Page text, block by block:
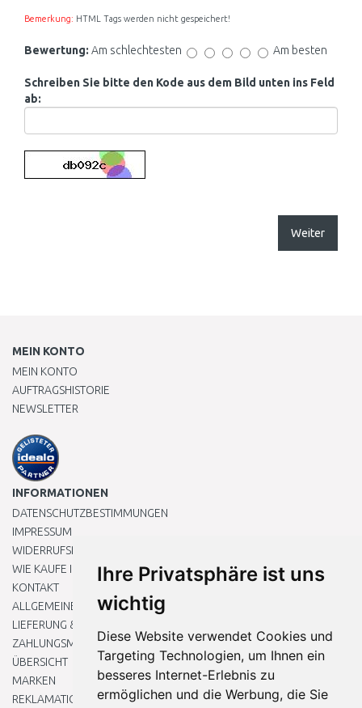
Ihre Privatsphäre ist uns
wichtig
Diese Website verwendet Cookies und
Targeting Technologien, um Ihnen ein
besseres Internet-Erlebnis zu
ermöglichen und die Werbung, die Sie
Bemerkung: HTML Tags werden nicht gespeichert!
Bewertung: Am schlechtesten Am besten
Schreiben Sie bitte den Kode aus dem Bild unten ins Feld
ab:
Weiter
MEIN KONTO
MEIN KONTO
AUFTRAGSHISTORIE
NEWSLETTER
INFORMATIONEN
DATENSCHUTZBESTIMMUNGEN
IMPRESSUM
WIDERRUFSRECHT
WIE KAUFE ICH EIN?
KONTAKT
ALLGEMEINEN GESCHÄFTSBEDINGUNGEN
LIEFERUNG & ZAHLUNG
ZAHLUNGSMETHODEN
ÜBERSICHT
MARKEN
REKLAMATIONEN UND RETOUREN